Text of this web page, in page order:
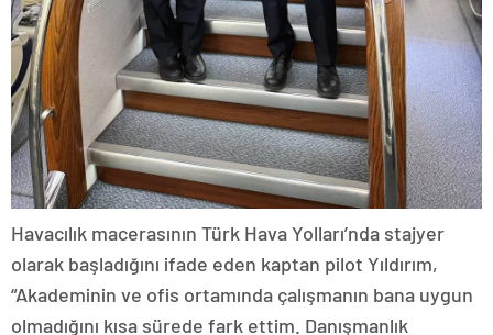
Havacılık macerasının Türk Hava Yolları’nda stajyer
olarak başladığını ifade eden kaptan pilot Yıldırım,
“Akademinin ve ofis ortamında çalışmanın bana uygun
olmadığını kısa sürede fark ettim. Danışmanlık